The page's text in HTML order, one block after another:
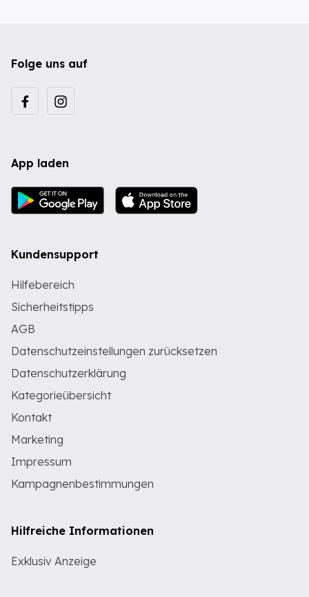
Folge uns auf
App laden
Kundensupport
Hilfebereich
Sicherheitstipps
AGB
Datenschutzeinstellungen zurücksetzen
Datenschutzerklärung
Kategorieübersicht
Kontakt
Marketing
Impressum
Kampagnenbestimmungen
Hilfreiche Informationen
Exklusiv Anzeige